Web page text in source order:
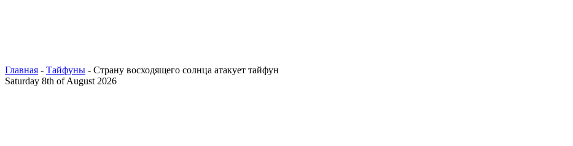
Главная - Тайфуны - Страну восходящего солнца атакует тайфун
Saturday 8th of August 2026